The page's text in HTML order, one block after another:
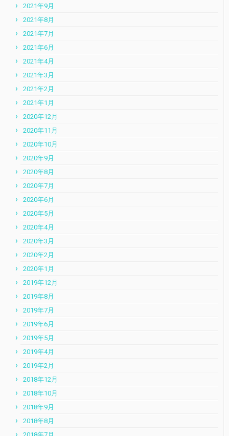
2021年9月
2021年8月
2021年7月
2021年6月
2021年4月
2021年3月
2021年2月
2021年1月
2020年12月
2020年11月
2020年10月
2020年9月
2020年8月
2020年7月
2020年6月
2020年5月
2020年4月
2020年3月
2020年2月
2020年1月
2019年12月
2019年8月
2019年7月
2019年6月
2019年5月
2019年4月
2019年2月
2018年12月
2018年10月
2018年9月
2018年8月